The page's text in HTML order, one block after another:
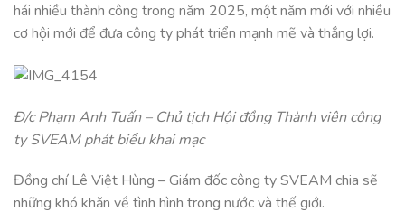
hái nhiều thành công trong năm 2025, một năm mới với nhiều
cơ hội mới để đưa công ty phát triển mạnh mẽ và thắng lợi.
Đ/c Phạm Anh Tuấn – Chủ tịch Hội đồng Thành viên công
ty SVEAM phát biểu khai mạc
Đồng chí Lê Việt Hùng – Giám đốc công ty SVEAM chia sẽ
những khó khăn về tình hình trong nước và thế giới.